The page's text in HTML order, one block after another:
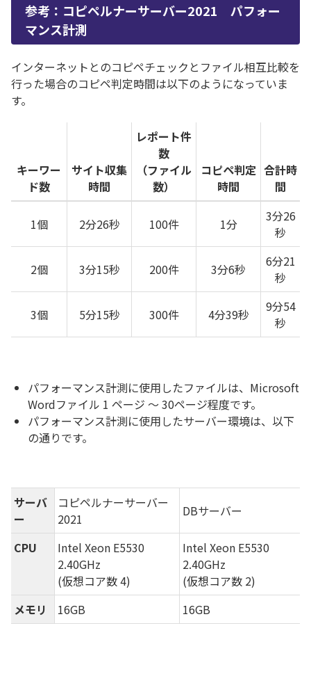
参考：コピペルナーサーバー2021 パフォー
マンス計測
インターネットとのコピペチェックとファイル相互比較を
行った場合のコピペ判定時間は以下のようになっていま
す。
キーワー
ド数
サイト収集
時間
レポート件
数
（ファイル
数）
コピペ判定
時間
合計時
間
1個 2分26秒 100件 1分
3分26
秒
2個 3分15秒 200件 3分6秒
6分21
秒
3個 5分15秒 300件 4分39秒
9分54
秒
パフォーマンス計測に使用したファイルは、Microsoft
Wordファイル 1 ページ ～ 30ページ程度です。
パフォーマンス計測に使用したサーバー環境は、以下
の通りです。
サーバ
ー
コピペルナーサーバー
2021
DBサーバー
CPU
Intel Xeon E5530
2.40GHz
(仮想コア数 4)
Intel Xeon E5530
2.40GHz
(仮想コア数 2)
メモリ
16GB 16GB